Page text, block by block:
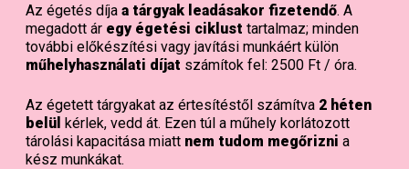
Az égetés díja a tárgyak leadásakor fizetendő. A
megadott ár egy égetési ciklust tartalmaz; minden
további előkészítési vagy javítási munkáért külön
műhelyhasználati díjat számítok fel: 2500 Ft / óra.
Az égetett tárgyakat az értesítéstől számítva 2 héten
belül kérlek, vedd át. Ezen túl a műhely korlátozott
tárolási kapacitása miatt nem tudom megőrizni a
kész munkákat.